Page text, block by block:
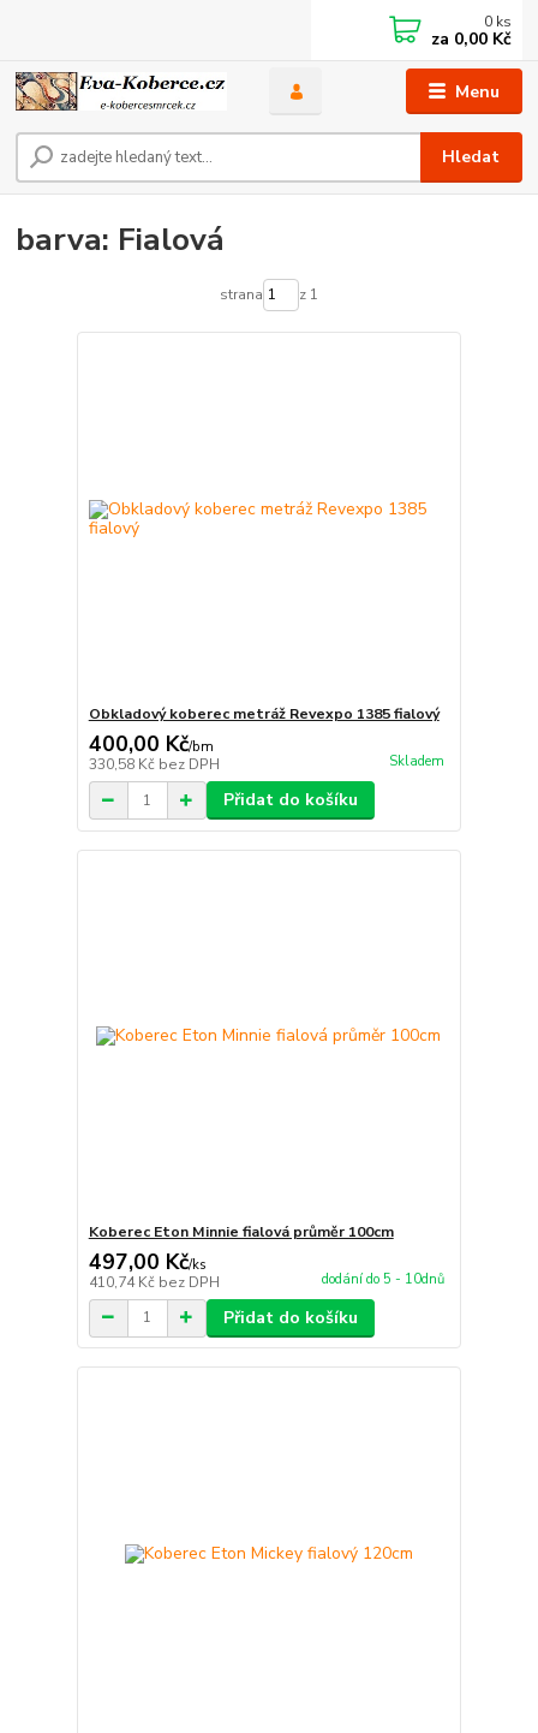
Menu
Hledat
0 ks
za 0,00 Kč
barva: Fialová
strana z 1
Obkladový koberec metráž Revexpo 1385 fialový
400,00 Kč/bm
330,58 Kč bez DPH Skladem
Přidat do košíku
Koberec Eton Minnie fialová průměr 100cm
497,00 Kč/ks
410,74 Kč bez DPH dodání do 5 - 10dnů
Přidat do košíku